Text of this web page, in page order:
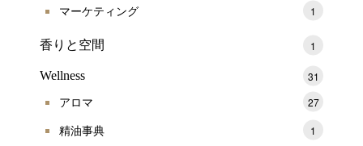
マーケティング 1
香りと空間 1
Wellness 31
アロマ 27
精油事典 1